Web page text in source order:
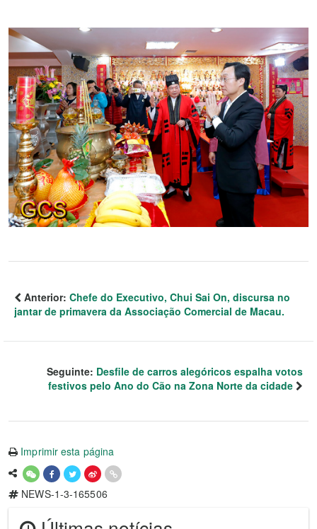
Anterior: Chefe do Executivo, Chui Sai On, discursa no
jantar de primavera da Associação Comercial de Macau.
Seguinte: Desfile de carros alegóricos espalha votos
festivos pelo Ano do Cão na Zona Norte da cidade
Imprimir esta página
NEWS-1-3-165506